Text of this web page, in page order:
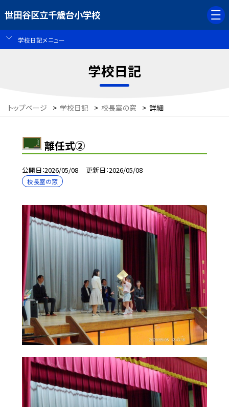
世田谷区立千歳台小学校
学校日記メニュー
学校日記
トップページ > 学校日記 > 校長室の窓 > 詳細
離任式②
公開日 2026/05/08 更新日 2026/05/08
校長室の窓